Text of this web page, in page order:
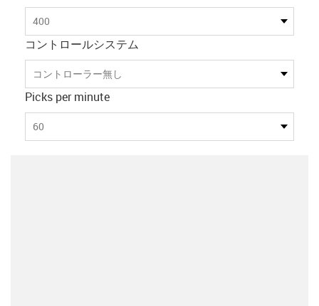
400
コントロールシステム
コントローラー無し
Picks per minute
60